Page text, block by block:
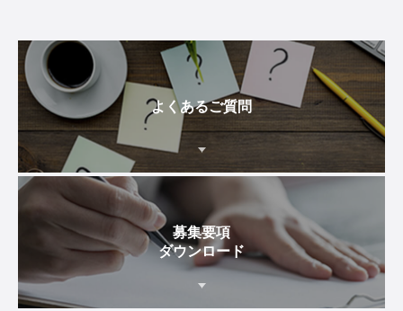
よくあるご質問
募集要項
ダウンロード